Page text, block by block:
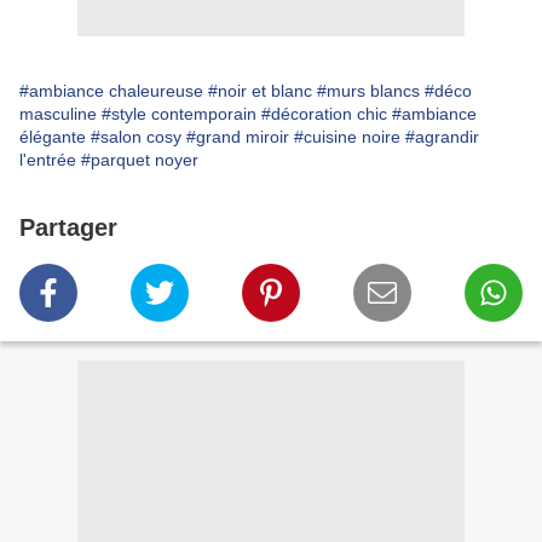
#ambiance chaleureuse #noir et blanc #murs blancs #déco
masculine #style contemporain #décoration chic #ambiance
élégante #salon cosy #grand miroir #cuisine noire #agrandir
l'entrée #parquet noyer
Partager